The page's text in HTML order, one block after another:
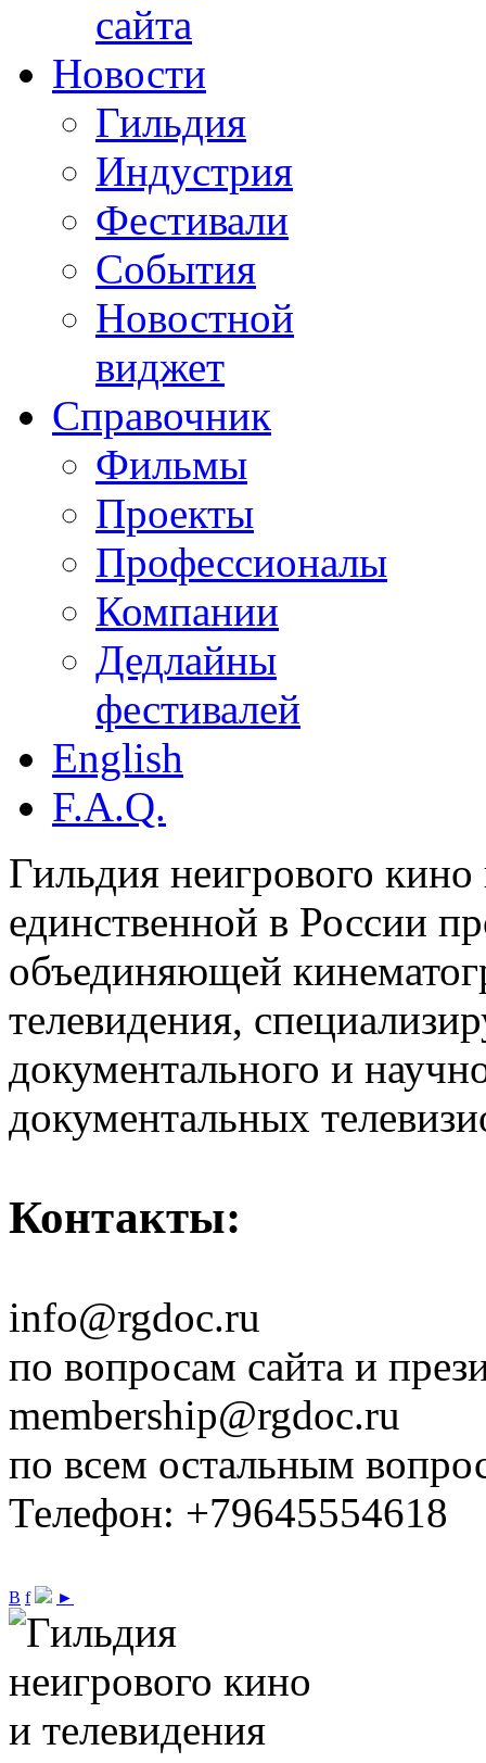
сайта
Новости
Гильдия
Индустрия
Фестивали
События
Новостной
виджет
Справочник
Фильмы
Проекты
Профессионалы
Компании
Дедлайны
фестивалей
English
F.A.Q.
Гильдия неигрового кино
единственной в России
объединяющей
телевидения,
документального и
документальных
Контакты:
info@rgdoc.ru
по вопросам сайта и
membership@rgdoc.ru
по всем остальным
Телефон: +79645554618
В f ►